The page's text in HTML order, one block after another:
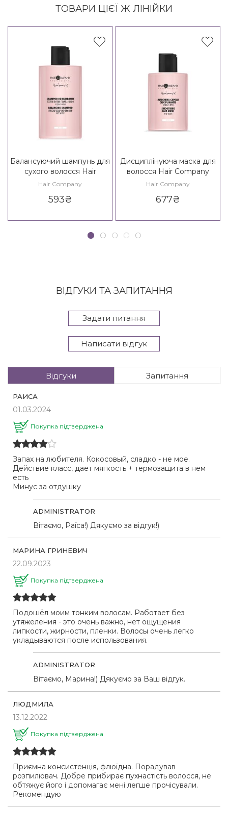
ТОВАРИ ЦІЄЇ Ж ЛІНІЙКИ
Балансуючий шампунь для
сухого волосся Hair
Company Crono Age
Shampoo 14+
Hair Company
593₴
Дисциплінуюча маска для
волосся Hair Company
Crono Age Balance Girl
Hair Company
677₴
ВІДГУКИ ТА ЗАПИТАННЯ
Задати питання
Написати відгук
Відгуки Запитання
РАИСА
01.03.2024
Покупка підтверджена
Запах на любителя. Кокосовый, сладко - не мое.
Действие класс, дает мягкость + термозащита в нем
есть
Минус за отдушку
ADMINISTRATOR
Вітаємо, Раїса!) Дякуємо за відгук!)
МАРИНА ГРИНЕВИЧ
22.09.2023
Покупка підтверджена
Подошёл моим тонким волосам. Работает без
утяжеления - это очень важно, нет ощущения
липкости, жирности, пленки. Волосы очень легко
укладываются после использования.
ADMINISTRATOR
Вітаємо, Марина!) Дякуємо за Ваш відгук.
ЛЮДМИЛА
13.12.2022
Покупка підтверджена
Приємна консистенція, флюїдна. Порадував
розпилювач. Добре прибирає пухнастість волосся, не
обтяжує його і допомагає мені легше прочісували.
Рекомендую